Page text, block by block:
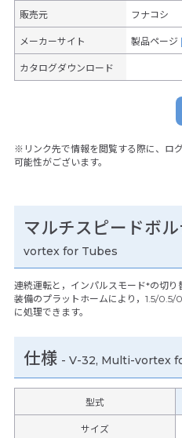
販売元 フナコシ
メーカーサイト 製品ページ
カタログダウンロード
※リンク先で情報を閲覧する際に、ロ
可能性がございます。
マルチスピードボ
vortex for Tubes
連続運転と，インパルスモード*の切
装備のプラットホームにより，1.5/
に処理できます。
仕様 - V-32, Multi-vortex
型式
サイズ